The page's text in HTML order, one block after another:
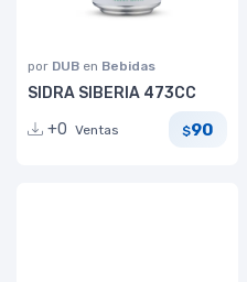
por DUB en Bebidas
SIDRA SIBERIA 473CC
+0 Ventas $90